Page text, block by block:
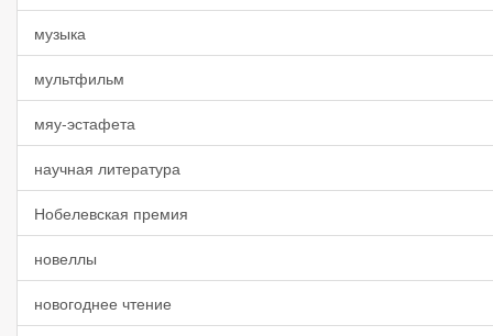
музыка
мультфильм
мяу-эстафета
научная литература
Нобелевская премия
новеллы
новогоднее чтение